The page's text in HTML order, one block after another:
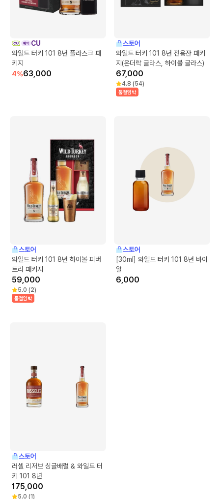
CU
와일드 터키 101 8년 플라스크 패
키지
4%63,000
스토어
와일드 터키 101 8년 전용잔 패키
지(온더락 글라스, 하이볼 글라스)
67,000
4.8 (54)
품절임박
스토어
와일드 터키 101 8년 하이볼 피버
트리 패키지
59,000
5.0 (2)
품절임박
스토어
[30ml] 와일드 터키 101 8년 바이
알
6,000
스토어
러셀 리저브 싱글배럴 & 와일드 터
키 101 8년
175,000
5.0 (1)